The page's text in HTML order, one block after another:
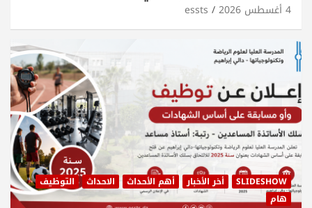
4 أغسطس 2026 essts
SLIDESHOW أخر الأخبار أهم الأحداث الاحداث
التوظيف
هام